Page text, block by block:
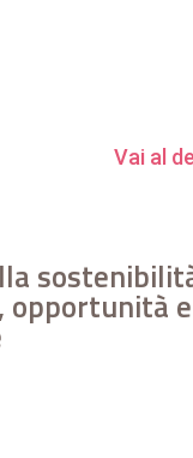
Vai al
opportunità e